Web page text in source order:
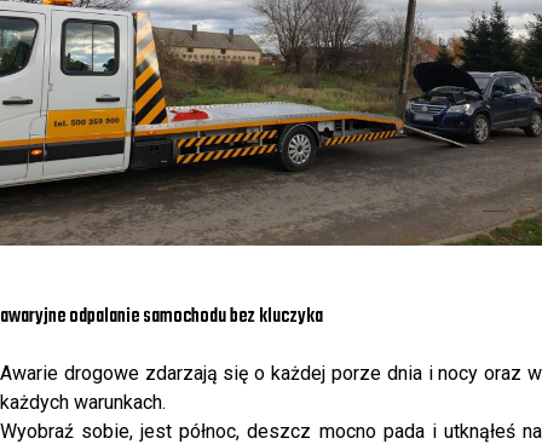
awaryjne odpalanie samochodu bez kluczyka
Awarie drogowe zdarzają się o każdej porze dnia i nocy oraz w
każdych warunkach.
Wyobraź sobie, jest północ, deszcz mocno pada i utknąłeś na